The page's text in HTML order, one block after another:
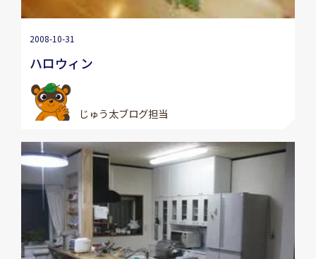
2008-10-31
ハロウィン
じゅう太ブログ担当